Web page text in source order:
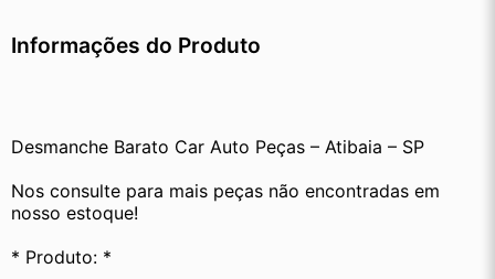
Informações do Produto
Desmanche Barato Car Auto Peças – Atibaia – SP
Nos consulte para mais peças não encontradas em
nosso estoque!
* Produto: *